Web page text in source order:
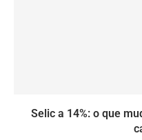
Selic a 14%: o que